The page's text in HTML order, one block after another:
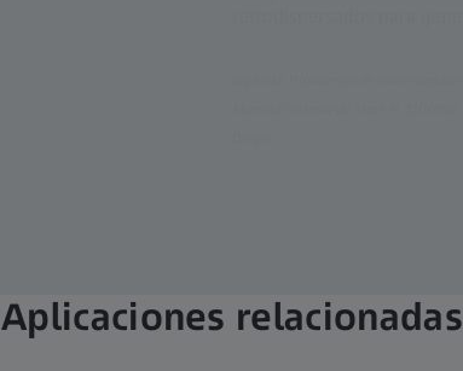
Aplicaciones relacionadas